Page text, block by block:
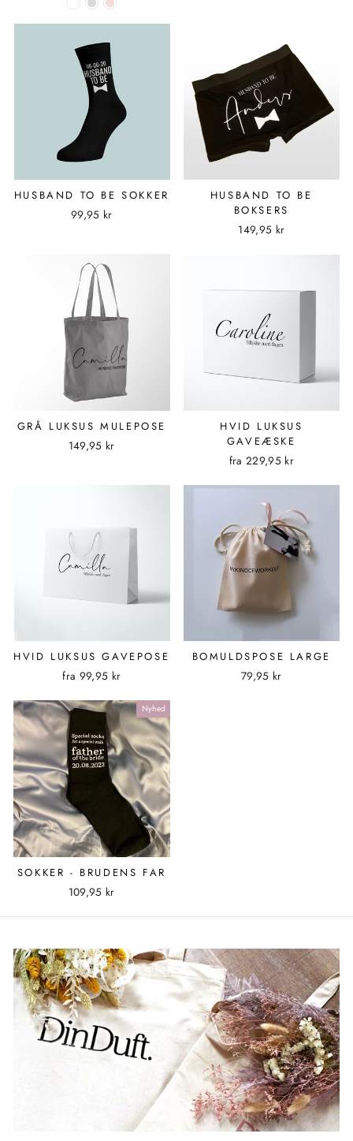
HUSBAND TO BE SOKKER
99,95 kr
HUSBAND TO BE
BOKSERS
149,95 kr
GRÅ LUKSUS MULEPOSE
149,95 kr
HVID LUKSUS
GAVEÆSKE
fra 229,95 kr
HVID LUKSUS GAVEPOSE
fra 99,95 kr
BOMULDSPOSE LARGE
79,95 kr
Nyhed
SOKKER - BRUDENS FAR
109,95 kr